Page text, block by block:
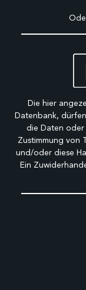
Die hier
Datenbank,
die Daten
Zustimmung von
und/oder diese
Ein